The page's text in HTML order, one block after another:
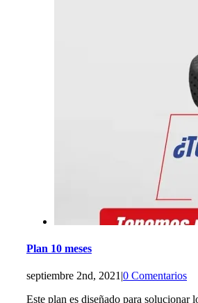
Plan 10 meses
septiembre 2nd, 2021 |0 Comentarios
Este plan es diseñado para solucionar